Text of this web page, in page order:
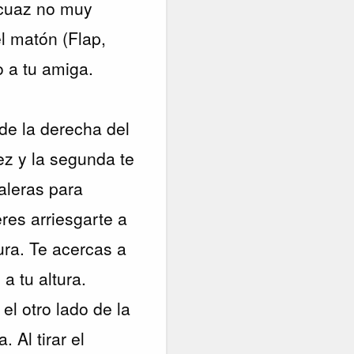
no muy
matón (Flap,
a tu amiga.
la derecha del
y la segunda te
para
arriesgarte a
Te acercas a
tu altura.
otro lado de la
Al tirar el